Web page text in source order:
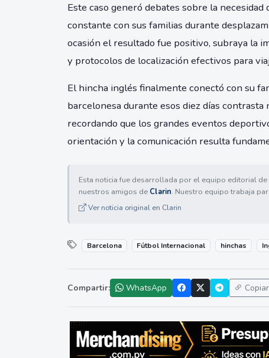
Este caso generó debates sobre la
constante con sus familias durante
ocasión el resultado fue positivo, subraya la
y protocolos de localización efectivos para
El hincha inglés finalmente conectó con su
barcelonesa durante esos diez días
recordando que los grandes eventos
orientación y la comunicación resulta
Esta noticia fue desarrollada por el equipo editorial de
nuestros amigos de Clarin. Nuestro equipo trabaja
Ver noticia original en Clarin
Barcelona Fútbol Internacional hinchas
Compartir: WhatsApp Copiar